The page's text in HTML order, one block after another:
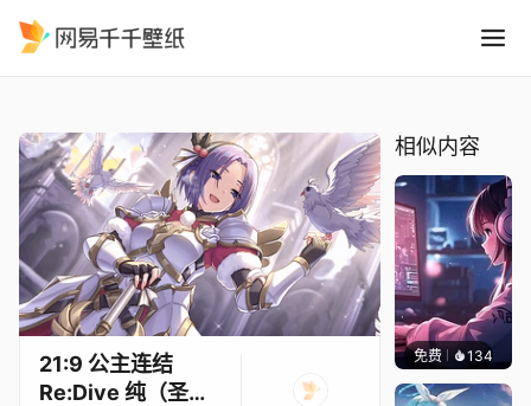
21:9 公主连结
Re:Dive 纯（圣
相似内容
免费 134